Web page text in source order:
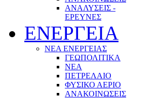
ΑΝΑΛΥΣΕΙΣ -
ΕΡΕΥΝΕΣ
ΕΝΕΡΓΕΙΑ
ΝΕΑ ΕΝΕΡΓΕΙΑΣ
ΓΕΩΠΟΛΙΤΙΚΑ
ΝΕΑ
ΠΕΤΡΕΛΑΙΟ
ΦΥΣΙΚΟ ΑΕΡΙΟ
ΑΝΑΚΟΙΝΩΣΕΙΣ